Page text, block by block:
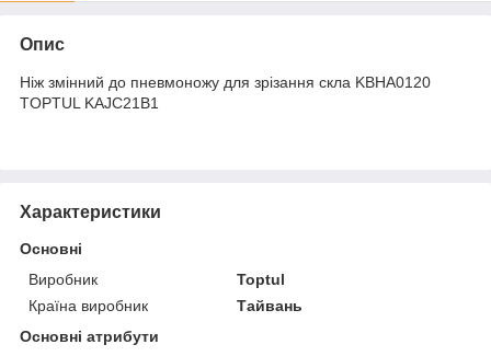
Опис
Ніж змінний до пневмоножу для зрізання скла KBHA0120
TOPTUL KAJC21B1
Характеристики
Основні
Виробник
Toptul
Країна виробник
Тайвань
Основні атрибути